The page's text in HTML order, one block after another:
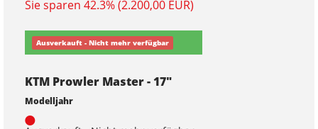
Sie sparen 42.3% (2.200,00 EUR)
Ausverkauft - Nicht mehr verfügbar
KTM Prowler Master - 17"
Modelljahr